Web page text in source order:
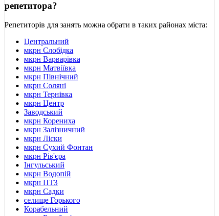
репетитора?
Репетиторів для занять можна обрати в таких районах міста:
Центральний
мкрн Слобідка
мкрн Варварівка
мкрн Матвіївка
мкрн Північний
мкрн Соляні
мкрн Тернівка
мкрн Центр
Заводський
мкрн Корениха
мкрн Залізничний
мкрн Ліски
мкрн Сухий Фонтан
мкрн Рів'єра
Інгульський
мкрн Водопій
мкрн ПТЗ
мкрн Садки
селище Горького
Корабельний